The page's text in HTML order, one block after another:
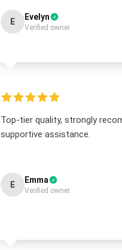
E Evelyn
Verified owner
Top-tier quality, strongly
supportive assistance.
E Emma
Verified owner